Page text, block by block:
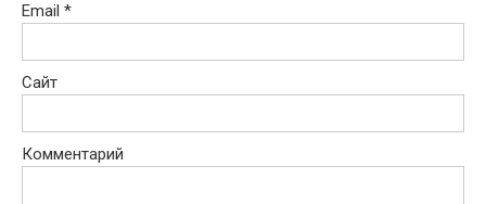
Email *
Сайт
Комментарий